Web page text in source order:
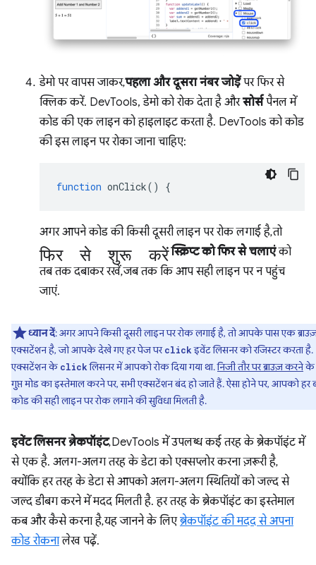
डेमो पर वापस जाकर,पहला और दूसरा नंबर जोड़ेंपर फिर से
क्लिक करें. DevTools, डेमो को रोक देता है औरसोर्सपैनल में
कोड की एक लाइन को हाइलाइट करता है. DevTools को कोड
की इस लाइन पर रोका जाना चाहिए:
function onClick() {
अगर आपने कोड की किसी दूसरी लाइन पर रोक लगाई है, तो
फिर से शुरू करें स्क्रिप्ट को फिर से चलाएंको
तब तक दबाकर रखें, जब तक कि आप सही लाइन पर न पहुंच
जाएं.
ध्यान दें: अगर आपने किसी दूसरी लाइन पर रोक लगाई है, तो आपके पास एक
एक्सटेंशन है, जो आपके देखे गए हर पेज परclickइवेंट लिसनर को रजिस्टर करता है.
एक्सटेंशन के clickलिसनर में आपको रोक दिया गया था.निजी तौर पर ब्राउज़ करनेके
गुप्त मोड का इस्तेमाल करने पर, सभी एक्सटेंशन बंद हो जाते हैं. ऐसा होने पर, आपको हर
कोड की सही लाइन पर रोक लगाने की सुविधा मिलती है.
इवेंट लिसनर ब्रेकपॉइंट, DevTools में उपलब्ध कई तरह के ब्रेकपॉइंट में
से एक है. अलग-अलग तरह के डेटा को एक्सप्लोर करना ज़रूरी है,
क्योंकि हर तरह के डेटा से आपको अलग-अलग स्थितियों को जल्द से
जल्द डीबग करने में मदद मिलती है. हर तरह के ब्रेकपॉइंट का इस्तेमाल
कब और कैसे करना है, यह जानने के लिएब्रेकपॉइंट की मदद से अपना
कोड रोकनालेख पढ़ें.